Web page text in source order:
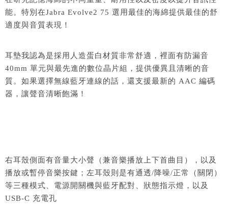
能。特別在Jabra Evolve2 75 選用最佳的海綿提供最佳的舒
適度與音質表現！
耳墊我認為是採用人造蛋白材質非常舒適，裡面有防漏音
40mm 單元與最先進的數位晶片組，提供優異且清晰的音
質。如果選擇無線藍牙連線的話，還支援最新的 AAC 編碼
器，讓聲音清晰飽滿！
右耳殼側面有音量大小聲（兼音樂播放上下首曲目），以及
播放或暫停音樂按鍵；左耳殼則是有通透/降噪/正常（關閉）
等三種模式、電源開關機與藍牙配對、狀態指示燈，以及
USB-C 充電孔